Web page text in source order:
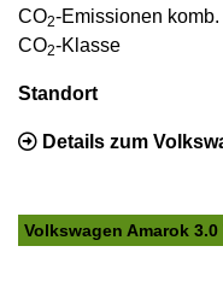
CO2-Emissionen komb.
CO2-Klasse
Standort
Details zum
Volkswagen Amarok